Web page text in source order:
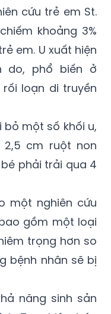
em. U xuất hiện
do, phổ biến ở
loạn di truyền
một số khối u,
cm ruột non
phải trải qua 4
một nghiên cứu
gồm một loại
trọng hơn so
bệnh nhân sẽ bị
năng sinh sản
Tuy nhiên, bác
sẽ không ảnh